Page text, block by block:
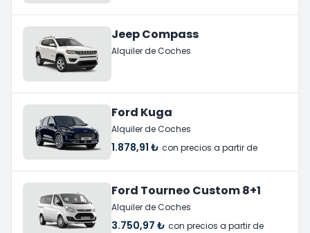
Jeep Compass
Alquiler de Coches
Ford Kuga
Alquiler de Coches
1.878,91 ₺ con precios a partir de
Ford Tourneo Custom 8+1
Alquiler de Coches
3.750,97 ₺ con precios a partir de